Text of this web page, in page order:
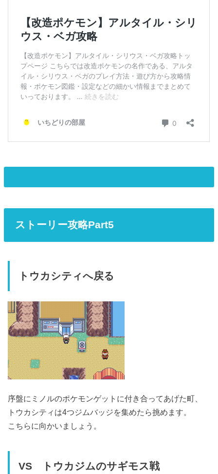
ストーリー攻略Part5
トウカシティへ戻る
序盤にミノルのポケモンゲットに付き合ってあげた町、
トウカシティは4つジムバッジを集めたら挑めます。
こちらに向かいましょう。
VS トウカジムのサギモス戦